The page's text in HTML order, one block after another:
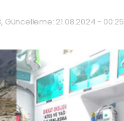
Güncelleme: 21.08.2024 - 00:25